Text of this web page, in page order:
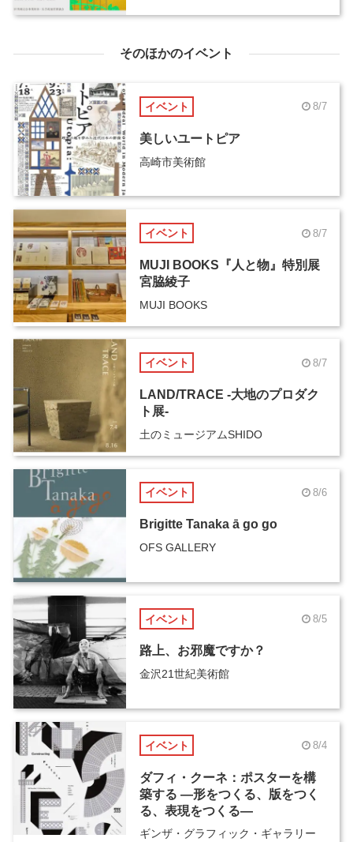
そのほかのイベント
イベント 8/7
美しいユートピア
高崎市美術館
イベント 8/7
MUJI BOOKS『人と物』特別展
宮脇綾子
MUJI BOOKS
イベント 8/7
LAND/TRACE -大地のプロダク
ト展-
土のミュージアムSHIDO
イベント 8/6
Brigitte Tanaka ā go go
OFS GALLERY
イベント 8/5
路上、お邪魔ですか？
金沢21世紀美術館
イベント 8/4
ダフィ・クーネ：ポスターを構
築する ―形をつくる、版をつく
る、表現をつくる―
ギンザ・グラフィック・ギャラリー